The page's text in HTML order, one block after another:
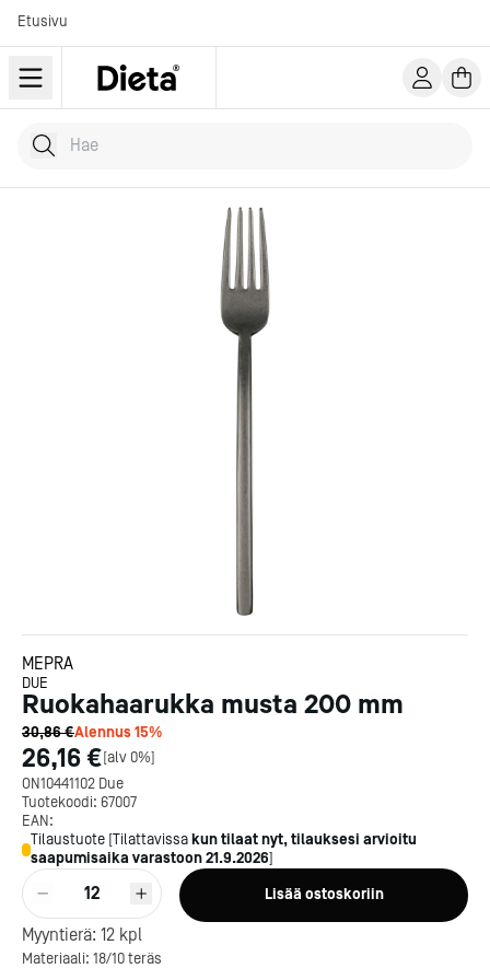
Etusivu
Hae tuotteita
Kirjoita hakusana...
MEPRA
DUE
Ruokahaarukka musta 200 mm
30,86 €Alennus15%
26,16 €[alv 0%]
ON10441102 Due
Tuotekoodi: 67007
EAN:
Tilaustuote [Tilattavissa kun tilaat nyt, tilauksesi arvioitu
saapumisaika varastoon21.9.2026]
12 Lisää ostoskoriin
Myyntierä: 12 kpl
Materiaali: 18/10 teräs
Kotipizza on vuonna 1987
perustettu yritys, jolla on yli
300 ravintolaa eri puolella
Suomea. Dieta on tehnyt